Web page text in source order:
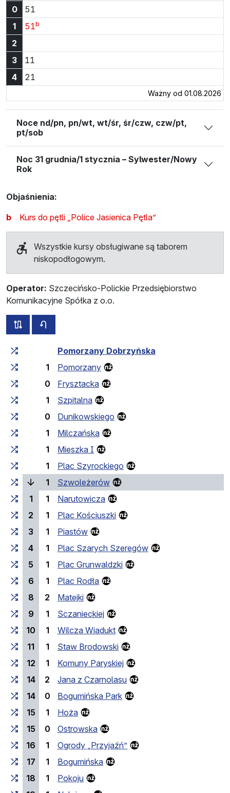
0
51
1
51b
2
3
11
4
21
Ważny od 01.08.2026
Noce nd/pn, pn/wt, wt/śr, śr/czw, czw/pt,
pt/sob
Noc 31 grudnia/1 stycznia – Sylwester/Nowy
Rok
Objaśnienia:
b
Kurs do pętli „Police Jasienica Pętla”
Wszystkie kursy obsługiwane są taborem
niskopodłogowym.
Operator: Szczecińsko-Polickie Przedsiębiorstwo
Komunikacyjne Spółka z o.o.
wszystkie trasy tej linii
Czas przejazdu narastająco Czas przejazdu między
Pomorzany Dobrzyńska
1
Pomorzany
0
Frysztacka
1
Szpitalna
0
Dunikowskiego
1
Milczańska
1
Mieszka I
1
Plac Szyrockiego
1
Szwoleżerów
1
1
Narutowicza
2
1
Plac Kościuszki
3
1
Piastów
4
1
Plac Szarych Szeregów
5
1
Plac Grunwaldzki
6
1
Plac Rodła
8
2
Matejki
9
1
Sczanieckiej
10
1
Wilcza Wiadukt
11
1
Staw Brodowski
12
1
Komuny Paryskiej
14
2
Jana z Czarnolasu
14
0
Bogumińska Park
15
1
Hoża
15
0
Ostrowska
16
1
Ogrody „Przyjaźń”
17
1
Bogumińska
18
1
Pokoju